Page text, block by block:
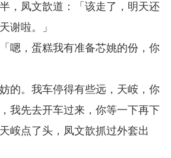
，凤文歆道：「该走了，明天还
谢啦。」
嗯，蛋糕我有准备芯姚的份，你
的。我车停得有些远，天峖，你
我先去开车过来，你等一下再下
峖点了头，凤文歆抓过外套出